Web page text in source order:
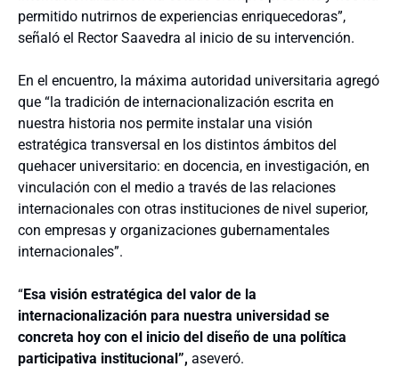
permitido nutrirnos de experiencias enriquecedoras”,
señaló el Rector Saavedra al inicio de su intervención.
En el encuentro, la máxima autoridad universitaria agregó
que “la tradición de internacionalización escrita en
nuestra historia nos permite instalar una visión
estratégica transversal en los distintos ámbitos del
quehacer universitario: en docencia, en investigación, en
vinculación con el medio a través de las relaciones
internacionales con otras instituciones de nivel superior,
con empresas y organizaciones gubernamentales
internacionales”.
“Esa visión estratégica del valor de la
internacionalización para nuestra universidad se
concreta hoy con el inicio del diseño de una política
participativa institucional”, aseveró.